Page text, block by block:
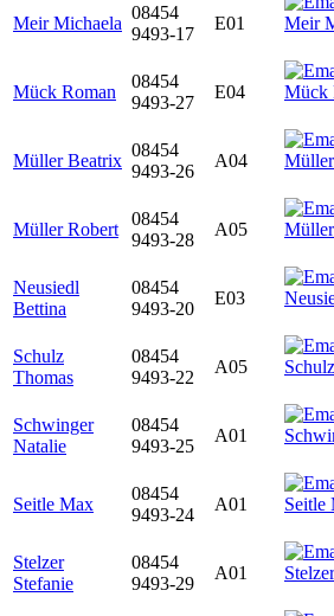
Meir Michaela
08454
9493-17
E01
Mück Roman
08454
9493-27
E04
Müller Beatrix
08454
9493-26
A04
Müller Robert
08454
9493-28
A05
Neusiedl
Bettina
08454
9493-20
E03
Schulz
Thomas
08454
9493-22
A05
Schwinger
Natalie
08454
9493-25
A01
Seitle Max
08454
9493-24
A01
Stelzer
Stefanie
08454
9493-29
A01